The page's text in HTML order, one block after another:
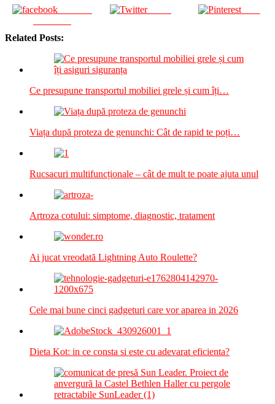
Tweet Save
Related Posts:
Ce presupune transportul mobiliei grele și cum îți…
Viața după proteza de genunchi: Cât de rapid te poți…
Rucsacuri multifuncționale – cât de mult te poate ajuta unul
Artroza cotului: simptome, diagnostic, tratament
Ai jucat vreodată Lightning Auto Roulette?
Cele mai bune cinci gadgeturi care vor aparea in 2026
Dieta Kot: in ce consta si este cu adevarat eficienta?